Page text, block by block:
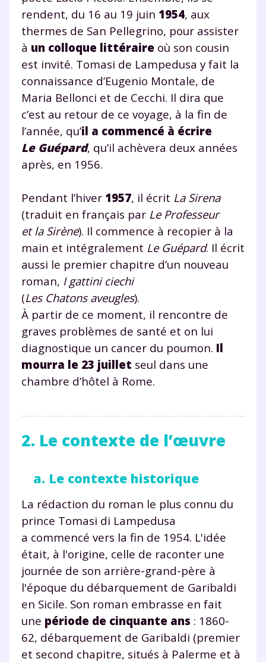
rendent, du 16 au 19 juin 1954, aux
thermes de San Pellegrino, pour assister
à un colloque littéraire où son cousin
est invité. Tomasi de Lampedusa y fait la
connaissance d’Eugenio Montale, de
Maria Bellonci et de Cecchi. Il dira que
c’est au retour de ce voyage, à la fin de
l’année, qu’il a commencé à écrire
Le Guépard, qu’il achèvera deux années
après, en 1956.
Pendant l’hiver 1957, il écrit La Sirena
(traduit en français par Le Professeur
et la Sirène). Il commence à recopier à la
main et intégralement Le Guépard. Il écrit
aussi le premier chapitre d’un nouveau
roman, I gattini ciechi
(Les Chatons aveugles).
À partir de ce moment, il rencontre de
graves problèmes de santé et on lui
diagnostique un cancer du poumon. Il
mourra le 23 juillet seul dans une
chambre d’hôtel à Rome.
2. Le contexte de l’œuvre
a. Le contexte historique
La rédaction du roman le plus connu du
prince Tomasi di Lampedusa
a commencé vers la fin de 1954. L'idée
était, à l'origine, celle de raconter une
journée de son arrière-grand-père à
l'époque du débarquement de Garibaldi
en Sicile. Son roman embrasse en fait
une période de cinquante ans : 1860-
62, débarquement de Garibaldi (premier
et second chapitre, situés à Palerme et à